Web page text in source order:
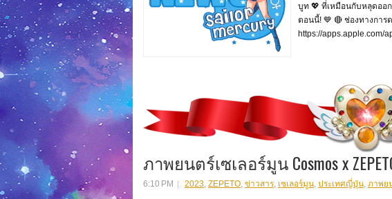
บูท 💖 ที่เหมือนกับหลุดออก
ตอนนี้! 💙 🔴 ช่องทางการ
https://apps.apple.com/
ภาพยนตร์เซเลอร์มูน Cosmos x
6:10 PM 2023, ZEPETO, ข่าวสาร, เซเลอร์มูน, ประเทศญี่ปุ่น, ภาพย